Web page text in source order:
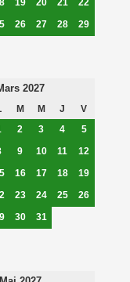
26 27 28
29
2027
M M J
V
2 3 4
5
9 10 11
12
16 17 18
19
23 24 25
26
30 31